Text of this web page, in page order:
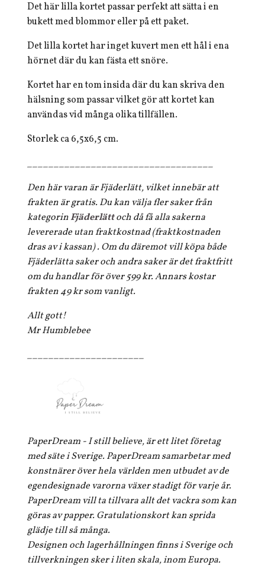
Det här lilla kortet passar perfekt att sätta i en
bukett med blommor eller på ett paket.
Det lilla kortet har inget kuvert men ett hål i ena
hörnet där du kan fästa ett snöre.
Kortet har en tom insida där du kan skriva den
hälsning som passar vilket gör att kortet kan
användas vid många olika tillfällen.
Storlek ca 6,5x6,5 cm.
___________________________________
Den här varan är Fjäderlätt, vilket innebär att
frakten är gratis. Du kan välja fler saker från
kategorinFjäderlättoch då få alla sakerna
levererade utan fraktkostnad (fraktkostnaden
dras av i kassan) . Om du däremot vill köpa både
Fjäderlätta saker och andra saker är det fraktfritt
om du handlar för över 599 kr. Annars kostar
frakten 49 kr som vanligt.
Allt gott!
Mr Humblebee
______________________
PaperDream - I still believe, är ett litet företag
med säte i Sverige. PaperDream samarbetar med
konstnärer över hela världen men utbudet av de
egendesignade varorna växer stadigt för varje år.
PaperDream vill ta tillvara allt det vackra som kan
göras av papper. Gratulationskort kan sprida
glädje till så många.
Designen och lagerhållningen finns i Sverige och
tillverkningen sker i liten skala, inom Europa.